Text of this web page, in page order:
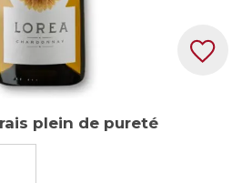
plein de pureté